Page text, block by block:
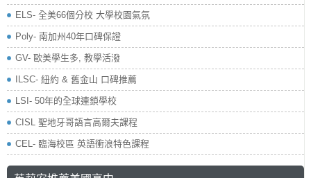
ELS- 全美66個分校 大學校園氣氛
Poly- 南加州40年口碑保證
GV- 歐美學生多, 教學活潑
ILSC- 紐約 & 舊金山 口碑推薦
LSI- 50年的全球連鎖學校
CISL 聖地牙哥語言高爾夫課程
CEL- 臨海校區 英語衝浪特色課程